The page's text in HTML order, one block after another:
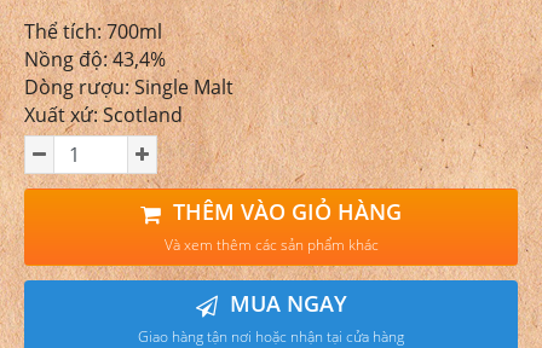
Thể tích: 700ml
Nồng độ: 43,4%
Dòng rượu: Single Malt
Xuất xứ: Scotland
THÊM VÀO GIỎ HÀNG
Và xem thêm các sản phẩm khác
MUA NGAY
Giao hàng tận nơi hoặc nhận tại cửa hàng